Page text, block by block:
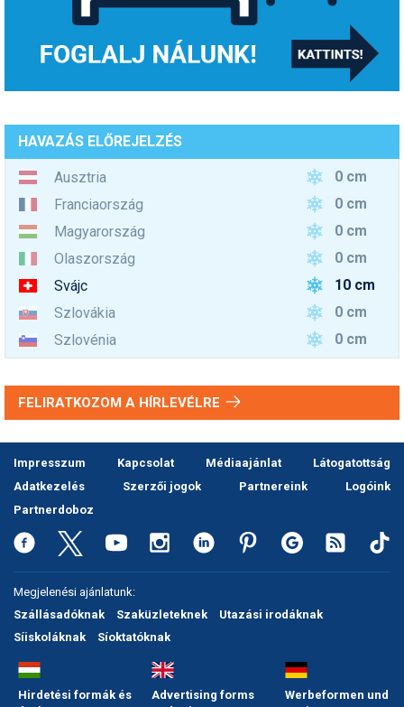
HAVAZÁS ELŐREJELZÉS
Ausztria
0 cm
Franciaország
0 cm
Magyarország
0 cm
Olaszország
0 cm
Svájc
10 cm
Szlovákia
0 cm
Szlovénia
0 cm
FELIRATKOZOM A HÍRLEVÉLRE
Impresszum Kapcsolat Médiaajánlat
Látogatottság
Adatkezelés
Szerzői jogok Partnereink
Logóink
Partnerdoboz
Megjelenési ajánlatunk:
Szállásadóknak
Szaküzleteknek
Utazási irodáknak
Síiskoláknak
Síoktatóknak
Hirdetési formák és
Advertising forms
Werbeformen und